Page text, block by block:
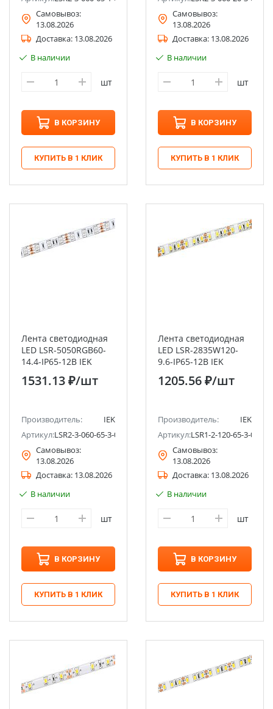
Самовывоз:
13.08.2026
Доставка: 13.08.2026
В наличии
шт
В КОРЗИНУ
КУПИТЬ В 1 КЛИК
Самовывоз:
13.08.2026
Доставка: 13.08.2026
В наличии
шт
В КОРЗИНУ
КУПИТЬ В 1 КЛИК
Лента светодиодная
LED LSR-5050RGB60-
14.4-IP65-12В IEK
1531.13 ₽/шт
Производитель:
IEK
Артикул:LSR2-3-060-65-3-05
Самовывоз:
13.08.2026
Доставка: 13.08.2026
В наличии
шт
В КОРЗИНУ
КУПИТЬ В 1 КЛИК
Лента светодиодная
LED LSR-2835W120-
9.6-IP65-12В IEK
1205.56 ₽/шт
Производитель:
IEK
Артикул:LSR1-2-120-65-3-05
Самовывоз:
13.08.2026
Доставка: 13.08.2026
В наличии
шт
В КОРЗИНУ
КУПИТЬ В 1 КЛИК